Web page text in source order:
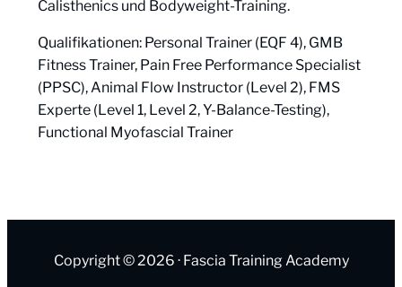
Calisthenics und Bodyweight-Training.
Qualifikationen: Personal Trainer (EQF 4), GMB
Fitness Trainer, Pain Free Performance Specialist
(PPSC), Animal Flow Instructor (Level 2), FMS
Experte (Level 1, Level 2, Y-Balance-Testing),
Functional Myofascial Trainer
Copyright © 2026 · Fascia Training Academy